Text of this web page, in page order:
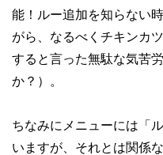
能！ルー追加を知らない
がら、なるべくチキンカ
すると言った無駄な気苦
か？）。
ちなみにメニューには「
いますが、それとは関係